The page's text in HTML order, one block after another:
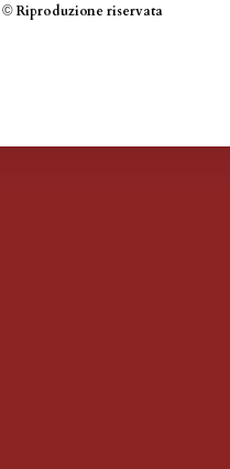
© Riproduzione riservata